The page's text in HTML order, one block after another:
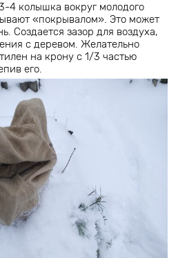
4 колышка вокруг молодого
«покрывалом». Это может
Создается зазор для воздуха,
с деревом. Желательно
на крону с 1/3 частью
его.